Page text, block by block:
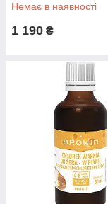
Немає в наявності
1 190 ₴